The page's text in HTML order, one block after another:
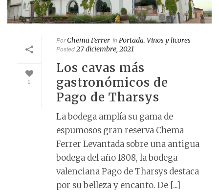
1
PorChema Ferrer In Portada Vinos y licores
Posted27 diciembre, 2021
Los cavas más
gastronómicos de
Pago de Tharsys
La bodega amplía su gama de
espumosos gran reserva Chema
Ferrer Levantada sobre una antigua
bodega del año 1808, la bodega
valenciana Pago de Tharsys destaca
por su belleza y encanto. De [...]